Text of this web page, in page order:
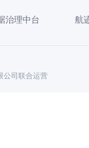
治理中台 航
公司联合运营